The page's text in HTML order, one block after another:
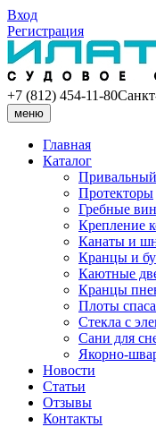
Вход
Регистрация
+7 (812) 454-11-80
меню
Главная
Каталог
Протекторы
Гребные
Крепление
Канаты и
Кранцы и
Каютные
Кранцы
Плоты
Стекла с
Сани для
Якорно-
Новости
Статьи
Отзывы
Контакты